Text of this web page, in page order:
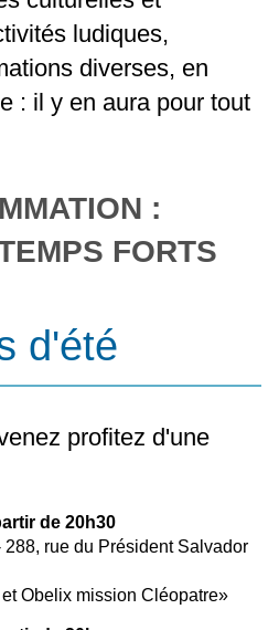
ludiques,
diverses, en
: il y en aura pour tout
:
FORTS
d'été
profitez d'une
de 20h30
rue du Président Salvador
Obelix mission Cléopatre»